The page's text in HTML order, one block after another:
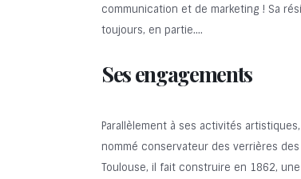
communication et de marketing ! Sa
toujours, en partie….
Ses engagements
Parallèlement à ses activités
nommé conservateur des verrières
Toulouse, il fait construire en 1862,